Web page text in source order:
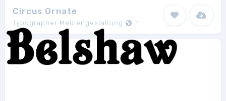
Circus Ornate
Typographer Mediengestaltung 1